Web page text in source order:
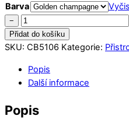
Barva
−
Artyst
H2
Tetovací
(bez
pohonné
množství
Přidat do košíku
SKU: CB5106 Kategorie:
Popis
Další informace
Popis